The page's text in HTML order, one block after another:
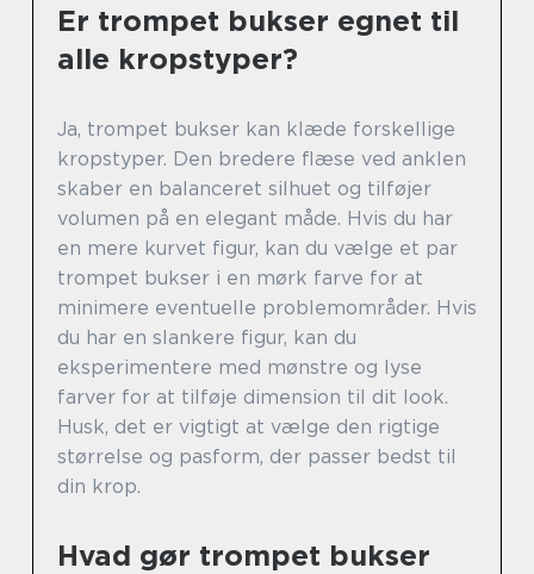
Er trompet bukser egnet til
alle kropstyper?
Ja, trompet bukser kan klæde forskellige
kropstyper. Den bredere flæse ved anklen
skaber en balanceret silhuet og tilføjer
volumen på en elegant måde. Hvis du har
en mere kurvet figur, kan du vælge et par
trompet bukser i en mørk farve for at
minimere eventuelle problemområder. Hvis
du har en slankere figur, kan du
eksperimentere med mønstre og lyse
farver for at tilføje dimension til dit look.
Husk, det er vigtigt at vælge den rigtige
størrelse og pasform, der passer bedst til
din krop.
Hvad gør trompet bukser